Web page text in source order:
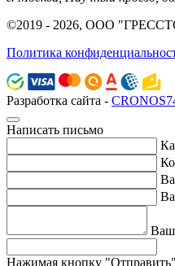
©2019 - 2026, ООО
Политика
Разработка сайта -
Написать письмо
Нажимая кнопку